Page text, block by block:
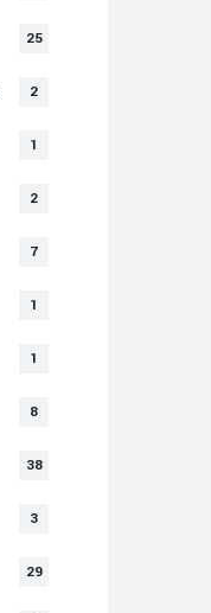
25
2
1
2
7
1
1
8
38
3
29